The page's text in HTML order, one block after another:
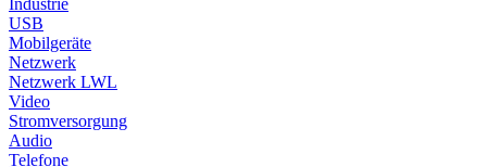
USB
Mobilgeräte
Netzwerk
Netzwerk LWL
Video
Stromversorgung
Audio
Telefone